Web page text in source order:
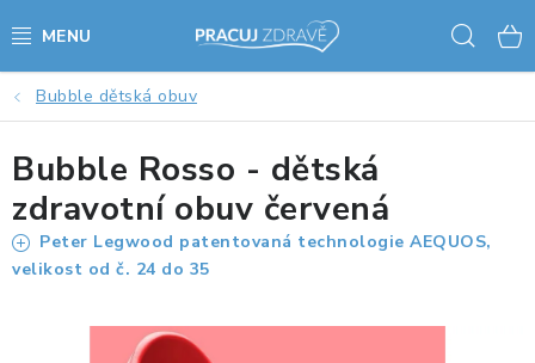
na
AKCE - SLEVY - VÝPRODEJ
STOLY A ŽIDLE
VÝŠKOVĚ NASTAVITELNÉ STOLY
NOHY KE STOLU A PODNOŽE
Bubble dětská obuv
Bubble Rosso - dětská
zdravotní obuv červená
Peter Legwood patentovaná technologie AEQUOS,
velikost od č. 24 do 35